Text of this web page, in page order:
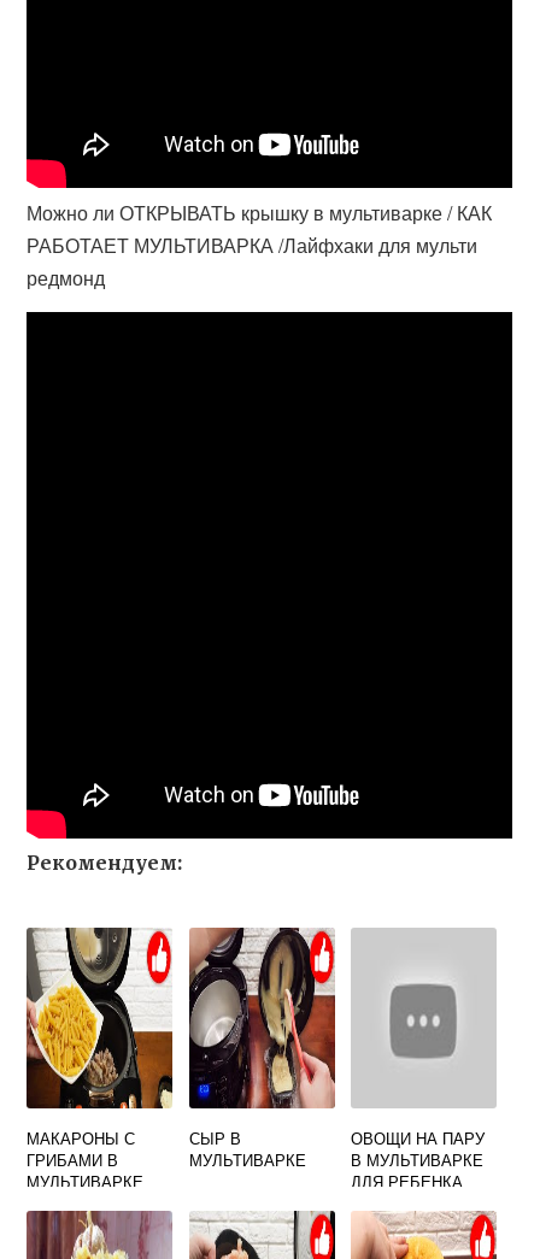
Можно ли ОТКРЫВАТЬ крышку в мультиварке / КАК
РАБОТАЕТ МУЛЬТИВАРКА /Лайфхаки для мульти
редмонд
Рекомендуем:
МАКАРОНЫ С
ГРИБАМИ В
МУЛЬТИВАРКЕ
СЫР В
МУЛЬТИВАРКЕ
ОВОЩИ НА ПАРУ
В МУЛЬТИВАРКЕ
ДЛЯ РЕБЕНКА